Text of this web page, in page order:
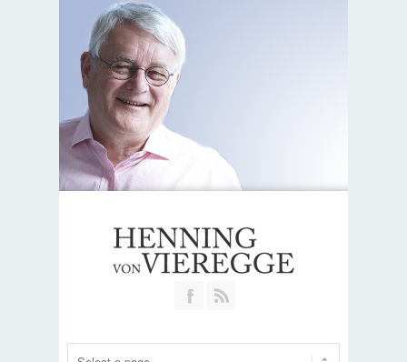
Join our Facebook Group